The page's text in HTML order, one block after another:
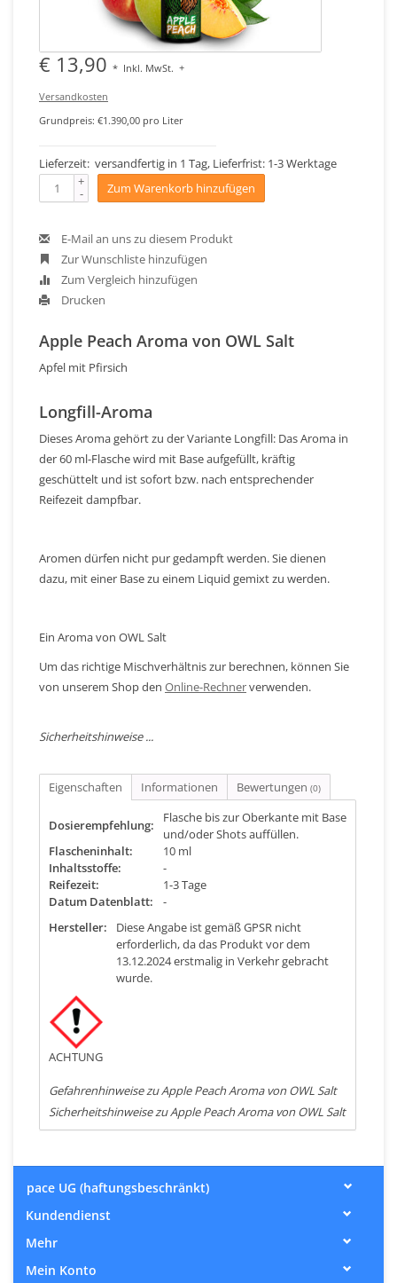
€ 13,90 * Inkl. MwSt. +
Versandkosten
Grundpreis: €1.390,00 pro Liter
Lieferzeit: versandfertig in 1 Tag, Lieferfrist: 1-3 Werktage
+
- Zum Warenkorb hinzufügen
E-Mail an uns zu diesem Produkt
Zur Wunschliste hinzufügen
Zum Vergleich hinzufügen
Drucken
Apple Peach Aroma von OWL Salt
Apfel mit Pfirsich
Longfill-Aroma
Dieses Aroma gehört zu der Variante Longfill: Das Aroma in
der 60 ml-Flasche wird mit Base aufgefüllt, kräftig
geschüttelt und ist sofort bzw. nach entsprechender
Reifezeit dampfbar.
Aromen dürfen nicht pur gedampft werden. Sie dienen
dazu, mit einer Base zu einem Liquid gemixt zu werden.
Ein Aroma von OWL Salt
Um das richtige Mischverhältnis zur berechnen, können Sie
von unserem Shop den Online-Rechnerverwenden.
Sicherheitshinweise ...
Eigenschaften Informationen Bewertungen (0)
Dosierempfehlung:
Flasche bis zur Oberkante mit Base
und/oder Shots auffüllen.
Flascheninhalt:
10 ml
Inhaltsstoffe:
-
Reifezeit:
1-3 Tage
Datum Datenblatt:
-
Hersteller:
Diese Angabe ist gemäß GPSR nicht
erforderlich, da das Produkt vor dem
13.12.2024 erstmalig in Verkehr gebracht
wurde.
ACHTUNG
Gefahrenhinweise zu Apple Peach Aroma von OWL Salt
Sicherheitshinweise zu Apple Peach Aroma von OWL Salt
pace UG (haftungsbeschränkt)
Kundendienst
Mehr
Mein Konto